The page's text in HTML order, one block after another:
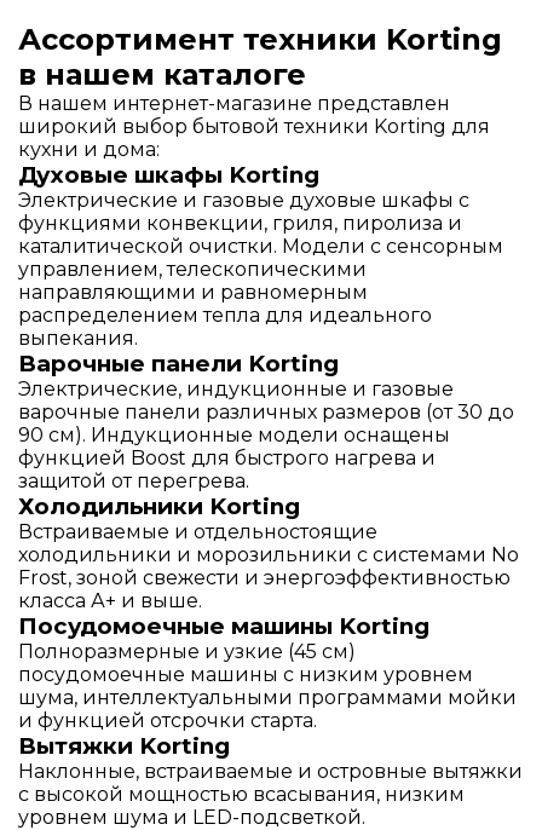
Ассортимент техники Korting
в нашем каталоге
В нашем интернет-магазине представлен
широкий выбор бытовой техники Korting для
кухни и дома:
Духовые шкафы Korting
Электрические и газовые духовые шкафы с
функциями конвекции, гриля, пиролиза и
каталитической очистки. Модели с сенсорным
управлением, телескопическими
направляющими и равномерным
распределением тепла для идеального
выпекания.
Варочные панели Korting
Электрические, индукционные и газовые
варочные панели различных размеров (от 30 до
90 см). Индукционные модели оснащены
функцией Boost для быстрого нагрева и
защитой от перегрева.
Холодильники Korting
Встраиваемые и отдельностоящие
холодильники и морозильники с системами No
Frost, зоной свежести и энергоэффективностью
класса А+ и выше.
Посудомоечные машины Korting
Полноразмерные и узкие (45 см)
посудомоечные машины с низким уровнем
шума, интеллектуальными программами мойки
и функцией отсрочки старта.
Вытяжки Korting
Наклонные, встраиваемые и островные вытяжки
с высокой мощностью всасывания, низким
уровнем шума и LED-подсветкой.